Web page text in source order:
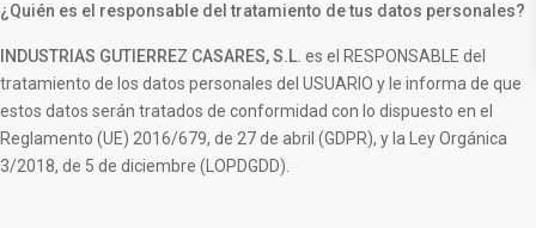
¿Quién es el responsable del tratamiento de tus datos personales?
INDUSTRIAS GUTIERREZ CASARES, S.L.es el RESPONSABLE del
tratamiento de los datos personales del USUARIO y le informa de que
estos datos serán tratados de conformidad con lo dispuesto en el
Reglamento (UE) 2016/679, de 27 de abril (GDPR), y la Ley Orgánica
3/2018, de 5 de diciembre (LOPDGDD).